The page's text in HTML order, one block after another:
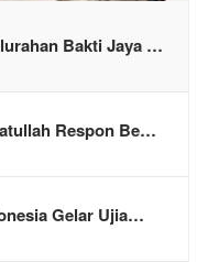
Bakti Jaya …
Respon Be…
Gelar Ujia…